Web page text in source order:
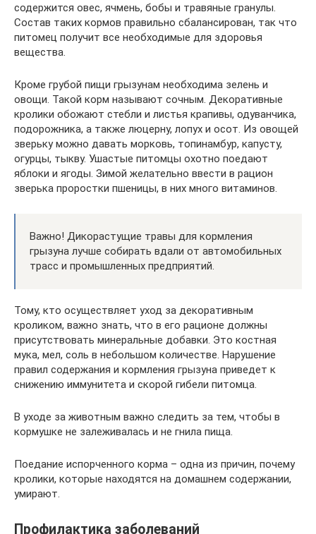
содержится овес, ячмень, бобы и травяные гранулы.
Состав таких кормов правильно сбалансирован, так что
питомец получит все необходимые для здоровья
вещества.
Кроме грубой пищи грызунам необходима зелень и
овощи. Такой корм называют сочным. Декоративные
кролики обожают стебли и листья крапивы, одуванчика,
подорожника, а также люцерну, лопух и осот. Из овощей
зверьку можно давать морковь, топинамбур, капусту,
огурцы, тыкву. Ушастые питомцы охотно поедают
яблоки и ягоды. Зимой желательно ввести в рацион
зверька проростки пшеницы, в них много витаминов.
Важно! Дикорастущие травы для кормления
грызуна лучше собирать вдали от автомобильных
трасс и промышленных предприятий.
Тому, кто осуществляет уход за декоративным
кроликом, важно знать, что в его рационе должны
присутствовать минеральные добавки. Это костная
мука, мел, соль в небольшом количестве. Нарушение
правил содержания и кормления грызуна приведет к
снижению иммунитета и скорой гибели питомца.
В уходе за животным важно следить за тем, чтобы в
кормушке не залеживалась и не гнила пища.
Поедание испорченного корма – одна из причин, почему
кролики, которые находятся на домашнем содержании,
умирают.
Профилактика заболеваний